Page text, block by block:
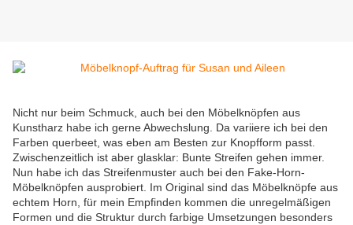
Nicht nur beim Schmuck, auch bei den Möbelknöpfen aus
Kunstharz habe ich gerne Abwechslung. Da variiere ich bei den
Farben querbeet, was eben am Besten zur Knopfform passt.
Zwischenzeitlich ist aber glasklar: Bunte Streifen gehen immer.
Nun habe ich das Streifenmuster auch bei den Fake-Horn-
Möbelknöpfen ausprobiert. Im Original sind das Möbelknöpfe aus
echtem Horn, für mein Empfinden kommen die unregelmäßigen
Formen und die Struktur durch farbige Umsetzungen besonders